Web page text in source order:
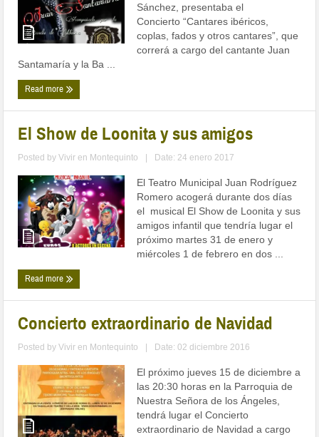
Sánchez, presentaba el
Concierto “Cantares ibéricos,
coplas, fados y otros cantares”, que
correrá a cargo del cantante Juan
Santamaría y la Ba ...
Read more
El Show de Loonita y sus amigos
Posted byVivir en Montequinto Date: 24 enero 2017
El Teatro Municipal Juan Rodríguez
Romero acogerá durante dos días
el musical El Show de Loonita y sus
amigos infantil que tendría lugar el
próximo martes 31 de enero y
miércoles 1 de febrero en dos ...
Read more
Concierto extraordinario de Navidad
Posted byVivir en Montequinto Date: 02 diciembre 2016
El próximo jueves 15 de diciembre a
las 20:30 horas en la Parroquia de
Nuestra Señora de los Ángeles,
tendrá lugar el Concierto
extraordinario de Navidad a cargo